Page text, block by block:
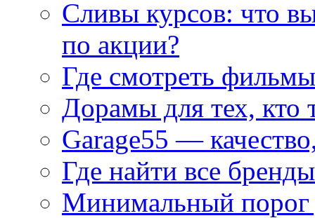
Сливы курсов: что
по акции?
Где смотреть
Дорамы для тех, кто
Garage55 —
Где найти все
Минимальный порог